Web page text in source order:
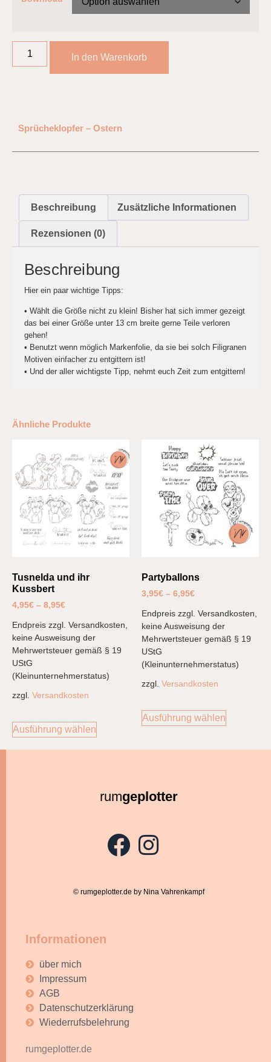
In den Warenkorb
Ähnliche Produkte
Tusnelda und ihr
Kussbert
4,95€ – 8,95€
Endpreis zzgl. Versandkosten,
keine Ausweisung der
Mehrwertsteuer gemäß § 19
UStG
(Kleinunternehmerstatus)
zzgl. Versandkosten
Ausführung wählen
Partyballons
3,95€ – 6,95€
Endpreis zzgl. Versandkosten,
keine Ausweisung der
Mehrwertsteuer gemäß § 19
UStG
(Kleinunternehmerstatus)
zzgl. Versandkosten
Ausführung wählen
Sprücheklopfer – Ostern
Beschreibung Zusätzliche Informationen
Rezensionen (0)
Beschreibung
Hier ein paar wichtige Tipps:
• Wählt die Größe nicht zu klein! Bisher hat sich immer gezeigt
das bei einer Größe unter 13 cm breite gerne Teile verloren
gehen!
• Benutzt wenn möglich Markenfolie, da sie bei solch Filigranen
Motiven einfacher zu entgittern ist!
• Und der aller wichtigste Tipp, nehmt euch Zeit zum entgittern!
rumgeplotter
© rumgeplotter.de by Nina Vahrenkampf
Informationen
über mich
Impressum
AGB
Datenschutzerklärung
Wiederrufsbelehrung
rumgeplotter.de